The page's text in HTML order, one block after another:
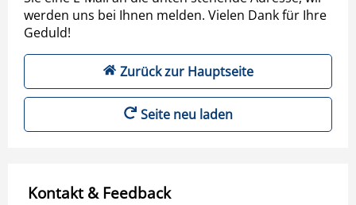
werden uns bei Ihnen melden. Vielen Dank für Ihre
Geduld!
Zurück zur Hauptseite
Seite neu laden
Kontakt & Feedback